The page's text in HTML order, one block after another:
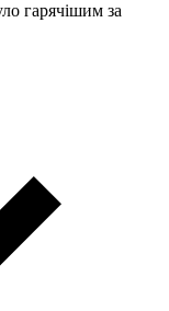
гарячішим за